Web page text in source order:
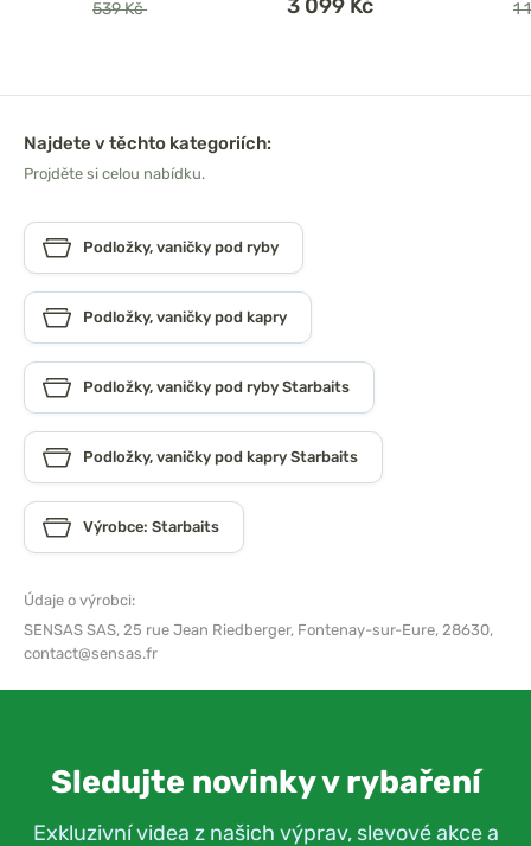
539 Kč 1
Najdete v těchto kategoriích:
Projděte si celou nabídku.
Podložky, vaničky pod ryby
Podložky, vaničky pod kapry
Podložky, vaničky pod ryby Starbaits
Podložky, vaničky pod kapry Starbaits
Výrobce: Starbaits
Údaje o výrobci:
SENSAS SAS, 25 rue Jean Riedberger, Fontenay-sur-Eure, 28630,
contact@sensas.fr
Sledujte novinky v rybaření
Exkluzivní videa z našich výprav, slevové akce a